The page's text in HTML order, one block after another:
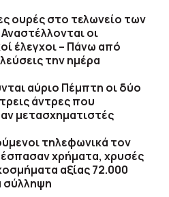
ουρές στο τελωνείο των
οι
έλεγχοι – Πάνω από
την ημέρα
αύριο Πέμπτη οι δύο
άντρες που
μετασχηματιστές
τηλεφωνικά τον
χρήματα, χρυσές
αξίας 72.000
σύλληψη